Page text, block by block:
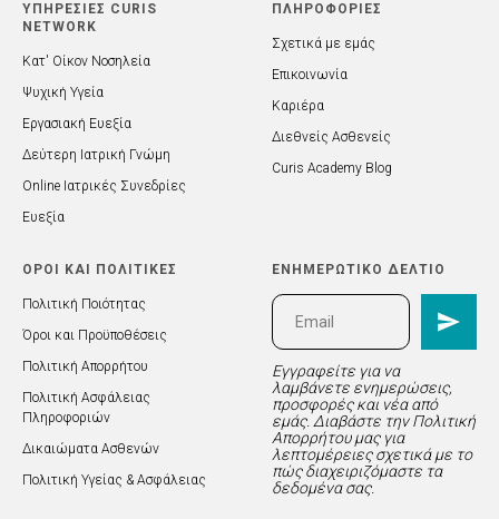
ΥΠΗΡΕΣΙΕΣ CURIS
NETWORK
Κατ' Οίκον Νοσηλεία
Ψυχική Υγεία
Εργασιακή Ευεξία
Δεύτερη Ιατρική Γνώμη
Online Ιατρικές Συνεδρίες
Ευεξία
ΠΛΗΡΟΦΟΡΙΕΣ
Σχετικά με εμάς
Επικοινωνία
Καριέρα
Διεθνείς Ασθενείς
Curis Academy Blog
ΟΡΟΙ ΚΑΙ ΠΟΛΙΤΙΚΕΣ
Πολιτική Ποιότητας
Όροι και Προϋποθέσεις
Πολιτική Απορρήτου
Πολιτική Ασφάλειας
Πληροφοριών
Δικαιώματα Ασθενών
Πολιτική Υγείας & Ασφάλειας
ΕΝΗΜΕΡΩΤΙΚΟ ΔΕΛΤΙΟ
Εγγραφείτε για να
λαμβάνετε ενημερώσεις,
προσφορές και νέα από
εμάς. Διαβάστε την Πολιτική
Απορρήτου μας για
λεπτομέρειες σχετικά με το
πώς διαχειριζόμαστε τα
δεδομένα σας.